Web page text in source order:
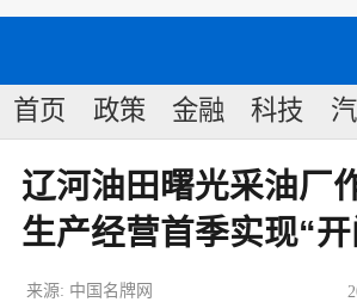
首页 政策 金融 科技
辽河油田曙光采油厂
生产经营首季实现“
来源: 中国名牌网